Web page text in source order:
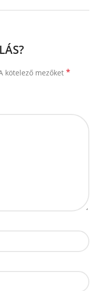
kötelező mezőket *